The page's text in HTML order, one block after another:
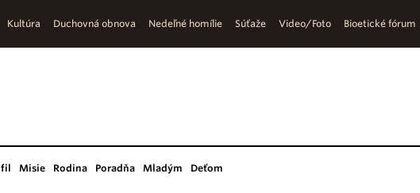
Kultúra Duchovná obnova Nedeľné homílie Súťaže Video/Foto Bioetické fórum
Misie Rodina Poradňa Mladým Deťom